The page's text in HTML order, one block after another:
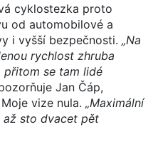
cyklostezka proto
od automobilové a
i vyšší bezpečnosti. „Na
rychlost zhruba
přitom se tam lidé
Jan Čáp,
vize nula. „Maximální
až sto dvacet pět